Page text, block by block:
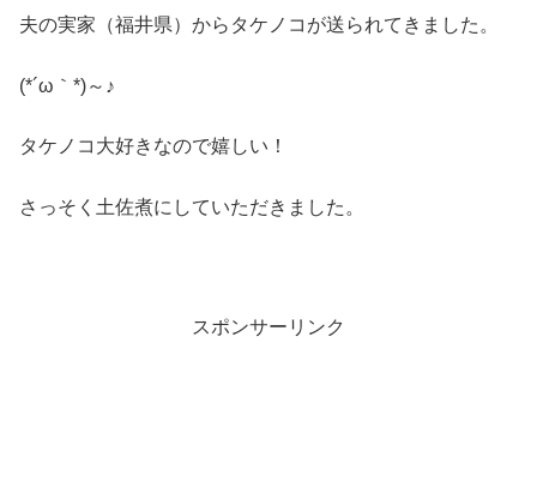
夫の実家（福井県）からタケノコが送られてきました。
(*´ω｀*)～♪
タケノコ大好きなので嬉しい！
さっそく土佐煮にしていただきました。
スポンサーリンク